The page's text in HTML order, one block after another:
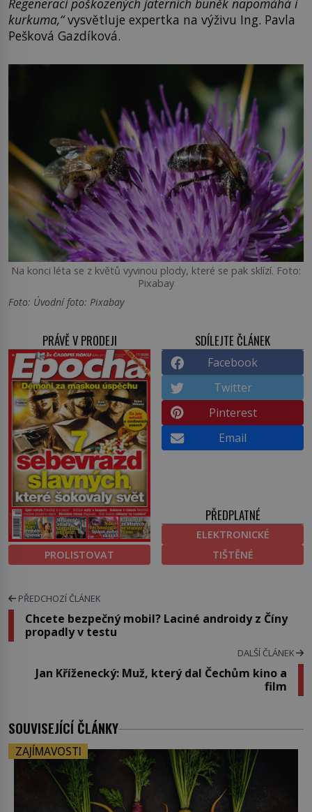
Regeneraci poškozených jaterních buněk napomáhá i
kurkuma,“vysvětluje expertka na výživu Ing. Pavla
Pešková Gazdíková.
Na konci léta se z květů vyvinou plody, které se pak sklízí. Foto:
Pixabay
Foto: Úvodní foto: Pixabay
PRÁVĚ V PRODEJI
PROLISTOVAT
SDÍLEJTE ČLÁNEK
Facebook
Twitter
Pinterest
Email
PŘEDPLATNÉ
ELEKTRONICKÉ
TIŠTĚNÉ
PŘEDCHOZÍ ČLÁNEK
Chcete bezpečný mobil? Laciné androidy z Číny
propadly v testu
DALŠÍ ČLÁNEK
Jan Kříženecký: Muž, který dal Čechům kino a
film
SOUVISEJÍCÍ ČLÁNKY
ZAJÍMAVOSTI